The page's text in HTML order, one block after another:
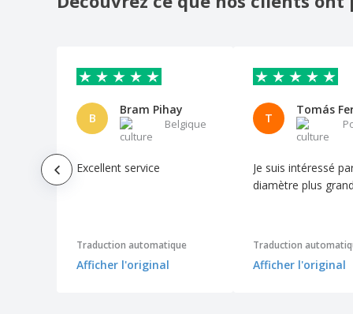
B
Bram Pihay
Belgique
Excellent service
Traduction automatique
Afficher l'original
T
Tomás
Je suis intéressé
diamètre plus
Traduction
Afficher l'original